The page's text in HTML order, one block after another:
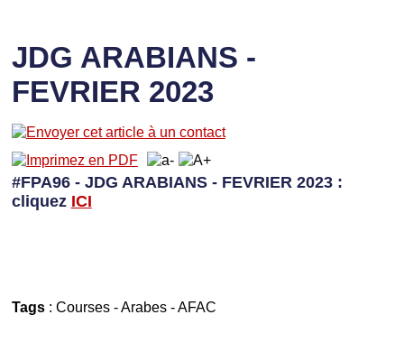
JDG ARABIANS -
FEVRIER 2023
#FPA96 - JDG ARABIANS - FEVRIER 2023 :
cliquez ICI
Tags: Courses-Arabes-AFAC